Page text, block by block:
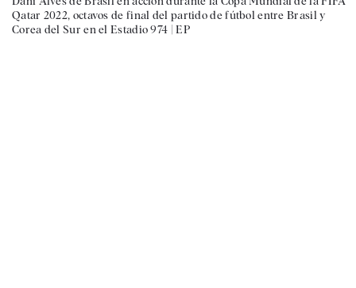
Qatar 2022, octavos de final del partido de fútbol entre Brasil y
Corea del Sur en el Estadio 974 |EP